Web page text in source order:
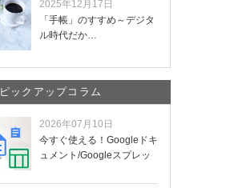
2025年12月17日
「手帳」のすすめ～デジタ
ル時代だか…
ピックアップコラム
2026年07月10日
今すぐ使える！Googleドキ
ュメント/Googleスプレッ